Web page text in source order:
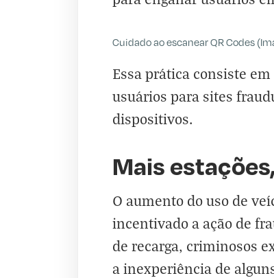
Cuidado ao escanear QR Codes
Essa prática consiste
usuários para sites
dispositivos.
Mais
O aumento do uso de
incentivado a ação de
de recarga, criminosos
a inexperiência de